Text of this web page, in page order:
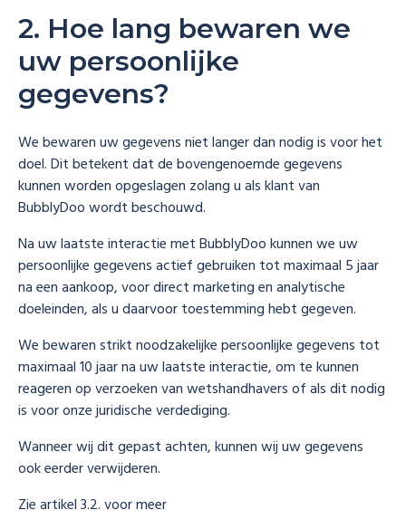
2. Hoe lang bewaren we
uw persoonlijke
gegevens?
We bewaren uw gegevens niet langer dan nodig is voor het
doel. Dit betekent dat de bovengenoemde gegevens
kunnen worden opgeslagen zolang u als klant van
BubblyDoo wordt beschouwd.
Na uw laatste interactie met BubblyDoo kunnen we uw
persoonlijke gegevens actief gebruiken tot maximaal 5 jaar
na een aankoop, voor direct marketing en analytische
doeleinden, als u daarvoor toestemming hebt gegeven.
We bewaren strikt noodzakelijke persoonlijke gegevens tot
maximaal 10 jaar na uw laatste interactie, om te kunnen
reageren op verzoeken van wetshandhavers of als dit nodig
is voor onze juridische verdediging.
Wanneer wij dit gepast achten, kunnen wij uw gegevens
ook eerder verwijderen.
Zie artikel 3.2. voor meer